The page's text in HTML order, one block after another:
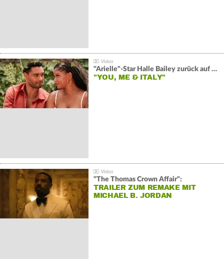
"Arielle"-Star Halle Bailey zurück auf der Leinwand:
"YOU, ME & ITALY"
"The Thomas Crown Affair":
TRAILER ZUM REMAKE MIT
MICHAEL B. JORDAN